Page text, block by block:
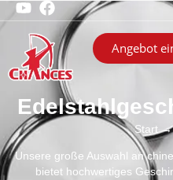
Angebot
Start→
Unsere große Auswahl an
bietet hochwertiges